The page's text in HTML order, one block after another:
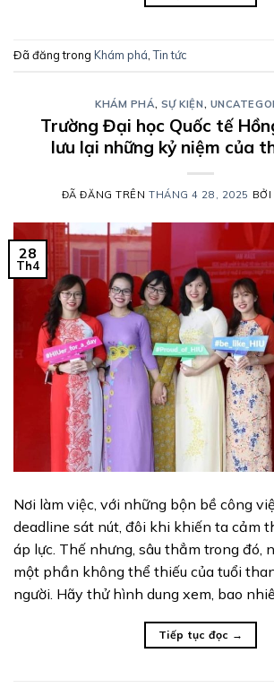
Đã đăng trong Khám phá,Tin tức
KHÁM PHÁ, SỰ KIỆN,
Trường Đại học Quốc tế
lưu lại những kỷ niệm của
ĐÃ ĐĂNG TRÊN THÁNG 4 28, 2025 BỞI
28
Th4
Nơi làm việc, với những bộn bề công
deadline sát nút, đôi khi khiến ta cảm
áp lực. Thế nhưng, sâu thẳm trong đó,
một phần không thể thiếu của tuổi
người. Hãy thử hình dung xem, bao
Tiếp tục đọc →